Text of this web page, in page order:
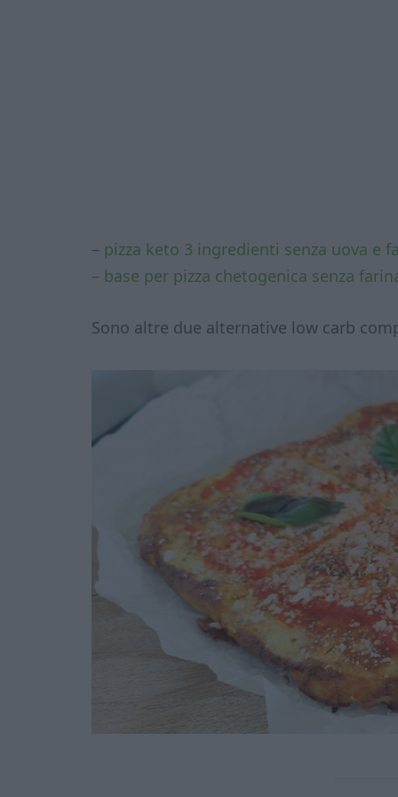
– pizza keto 3 ingredienti senza uova e
– base per pizza chetogenica senza
Sono altre due alternative low carb